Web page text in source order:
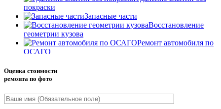
покраски
Запасные части
Восстановление
геометрии кузова
Ремонт автомобиля по
ОСАГО
Оценка стоимости
ремонта по фото